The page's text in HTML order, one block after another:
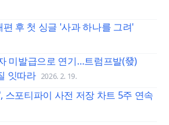
후 첫 싱글 '사과 하나를 그려'
미발급으로 연기…트럼프발(發)
잇따라 2026. 2. 19.
스포티파이 사전 저장 차트 5주 연속